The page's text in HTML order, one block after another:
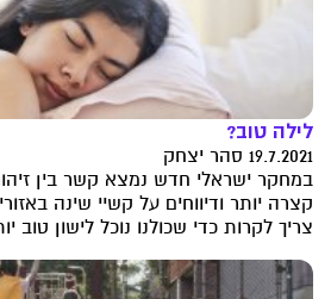
לילה טוב?
19.7.2021 סהר יצחק
במחקר ישראלי חדש נמצא קשר בין
קצרה יותר ודיווחים על קשיי שינה
צריך לקרות כדי שכולנו נוכל לישון טוב